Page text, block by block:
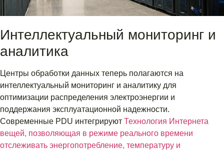
Интеллектуальный мониторинг и
аналитика
Центры обработки данных теперь полагаются на
интеллектуальный мониторинг и аналитику для
оптимизации распределения электроэнергии и
поддержания эксплуатационной надежности.
Современные PDU интегрируют Технология Интернета
вещей, позволяющая в режиме реального времени
отслеживать энергопотребление, температуру и